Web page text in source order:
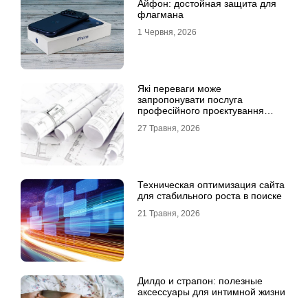
Айфон: достойная защита для
флагмана
1 Червня, 2026
Які переваги може
запропонувати послуга
професійного проєктування
27 Травня, 2026
Техническая оптимизация сайта
для стабильного роста в поиске
21 Травня, 2026
Дилдо и страпон: полезные
аксессуары для интимной жизни